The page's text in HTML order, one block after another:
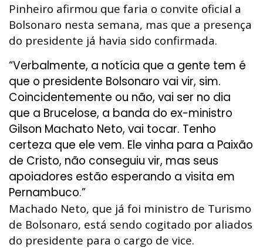
Pinheiro afirmou que faria o convite oficial a
Bolsonaro nesta semana, mas que a presença
do presidente já havia sido confirmada.
“Verbalmente, a notícia que a gente tem é
que o presidente Bolsonaro vai vir, sim.
Coincidentemente ou não, vai ser no dia
que a Brucelose, a banda do ex-ministro
Gilson Machato Neto, vai tocar. Tenho
certeza que ele vem. Ele vinha para a Paixão
de Cristo, não conseguiu vir, mas seus
apoiadores estão esperando a visita em
Pernambuco.”
Machado Neto, que já foi ministro de Turismo
de Bolsonaro, está sendo cogitado por aliados
do presidente para o cargo de vice.